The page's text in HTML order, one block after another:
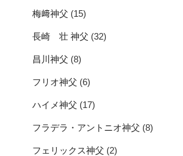
梅﨑神父 (15)
長崎 壮 神父 (32)
昌川神父 (8)
フリオ神父 (6)
ハイメ神父 (17)
フラデラ・アントニオ神父 (8)
フェリックス神父 (2)